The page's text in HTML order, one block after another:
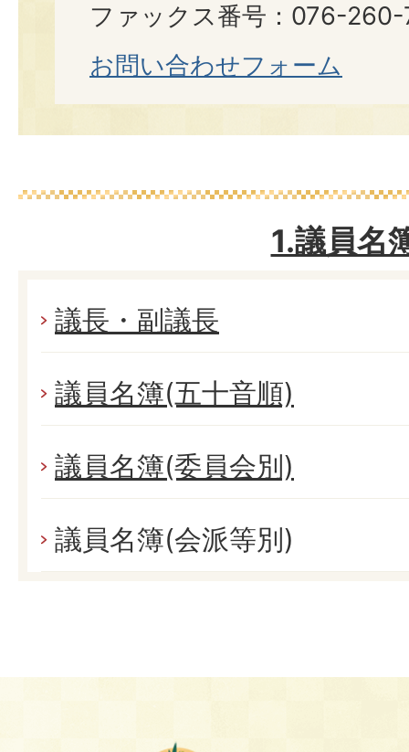
ファックス番号：076-
お問い合わせフォーム
1.議員名
議長・副議長
議員名簿(五十音順)
議員名簿(委員会別)
議員名簿(会派等別)